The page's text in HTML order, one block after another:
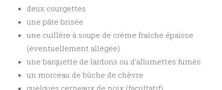
deux courgettes
une pâte brisée
une cuillère à soupe de crème fraîche épaisse
(éventuellement allégée)
une barquette de lardons ou d’allumettes fumés
un morceau de bûche de chèvre
quelques cerneaux de noix (facultatif)